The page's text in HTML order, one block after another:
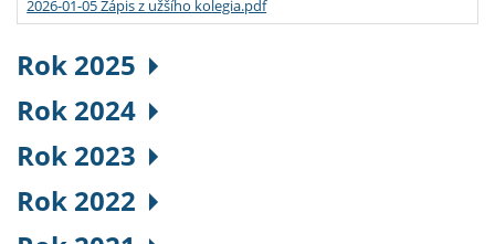
2026-01-05 Zápis z užšího kolegia.pdf
Rok 2025
Rok 2024
Rok 2023
Rok 2022